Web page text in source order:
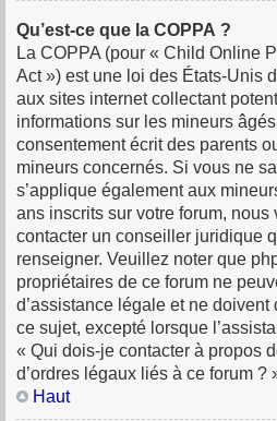
Qu’est-ce que la COPPA ?
La COPPA (pour « Child Online
Act ») est une loi des États-Unis
aux sites internet collectant
informations sur les mineurs
consentement écrit des parents
mineurs concernés. Si vous ne
s’applique également aux
ans inscrits sur votre forum,
contacter un conseiller juridique
renseigner. Veuillez noter que
propriétaires de ce forum ne
d’assistance légale et ne doivent
ce sujet, excepté lorsque
« Qui dois-je contacter à propos
d’ordres légaux liés à ce forum ?
Haut